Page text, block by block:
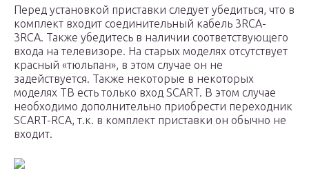
Перед установкой приставки следует убедиться, что в
комплект входит соединительный кабель 3RCA-
3RCA. Также убедитесь в наличии соответствующего
входа на телевизоре. На старых моделях отсутствует
красный «тюльпан», в этом случае он не
задействуется. Также некоторые в некоторых
моделях ТВ есть только вход SCART. В этом случае
необходимо дополнительно приобрести переходник
SCART-RCA, т.к. в комплект приставки он обычно не
входит.